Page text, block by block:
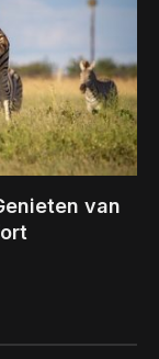
van